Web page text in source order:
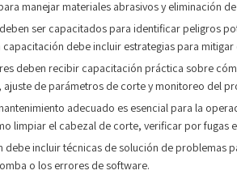
manejar materiales abrasivos y eliminación
ser capacitados para identificar peligros
debe incluir estrategias para
deben recibir capacitación práctica sobre
de parámetros de corte y monitoreo del
adecuado es esencial para la
limpiar el cabezal de corte, verificar por fugas
incluir técnicas de solución de
o los errores de software.